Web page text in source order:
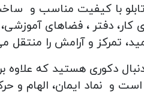
با کیفیت مناسب و ساخت
کار، دفتر ، فضاهای
تمرکز و آرامش را منتقل
دکوری هستید که علاوه
است و نماد ایمان، الهام